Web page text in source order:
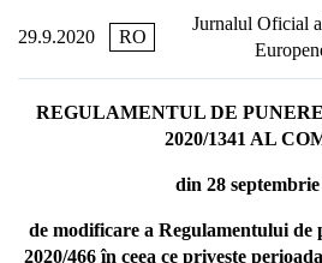
29.9.2020 RO
Jurnalul Oficial
REGULAMENTUL DE
2020/1341 AL
din 28 septembrie
de modificare a Regulamentului
2020/466 în ceea ce privește